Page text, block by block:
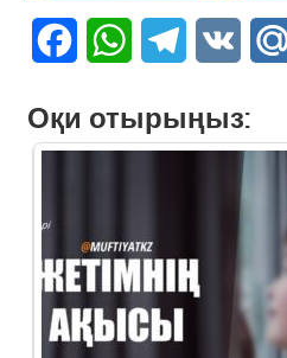
FacebookWhatsAppTelegram
VK
Оқи отырыңыз: